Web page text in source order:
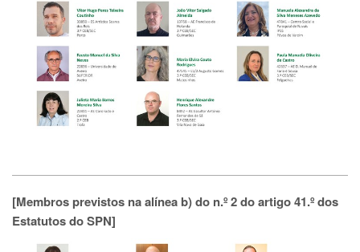
[Membros previstos na alínea b) do n.º 2 do artigo 41.º dos
Estatutos do SPN]